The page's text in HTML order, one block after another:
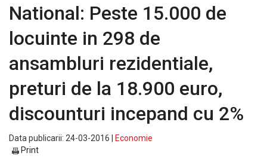
National: Peste 15.000 de
locuinte in 298 de
ansambluri rezidentiale,
preturi de la 18.900 euro,
discounturi incepand cu 2%
Data publicarii: 24-03-2016 |
Economie
Print